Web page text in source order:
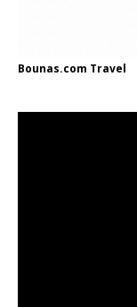
Bounas.com Travel